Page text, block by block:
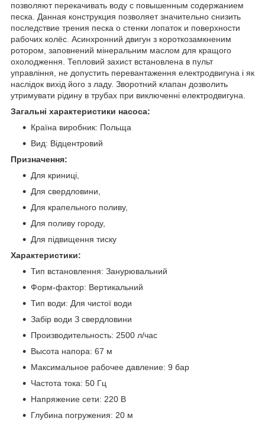
позволяют перекачивать воду с повышенным содержанием
песка. Данная конструкция позволяет значительно снизить
последствие трения песка о стенки лопаток и поверхности
рабочих колёс. Асинхронний двигун з короткозамкненим
ротором, заповнений мінеральним маслом для кращого
охолодження. Тепловий захист встановлена в пульт
управління, не допустить перевантаження електродвигуна і як
наслідок вихід його з ладу. Зворотний клапан дозволить
утримувати рідину в трубах при виключенні електродвигуна.
Загальні характеристики насоса:
Країна виробник: Польща
Вид: Відцентровий
Призначення:
Для криниці,
Для свердловини,
Для крапельного поливу,
Для поливу городу,
Для підвищення тиску
Характеристики:
Тип встановлення: Занурювальний
Форм-фактор: Вертикальний
Тип води: Для чистої води
Забір води З свердловини
Производительность: 2500 л/час
Высота напора: 67 м
Максимальное рабочее давление: 9 бар
Частота тока: 50 Гц
Напряжение сети: 220 В
Глубина погружения: 20 м